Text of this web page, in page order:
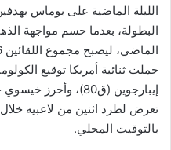
الليلة الماضية على بوماس
البطولة، بعدما حسم مواجهة
الماضي، ليصبح مجموع اللقائين 6-2 لصالحه.
تعرض لطرد اثنين من لاعبيه
بالتوقيت المحلي.